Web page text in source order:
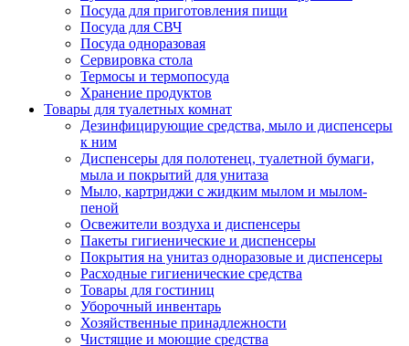
Посуда для приготовления пищи
Посуда для СВЧ
Посуда одноразовая
Сервировка стола
Термосы и термопосуда
Хранение продуктов
Товары для туалетных комнат
Дезинфицирующие средства, мыло и диспенсеры
к ним
Диспенсеры для полотенец, туалетной бумаги,
мыла и покрытий для унитаза
Мыло, картриджи с жидким мылом и мылом-
пеной
Освежители воздуха и диспенсеры
Пакеты гигиенические и диспенсеры
Покрытия на унитаз одноразовые и диспенсеры
Расходные гигиенические средства
Товары для гостиниц
Уборочный инвентарь
Хозяйственные принадлежности
Чистящие и моющие средства